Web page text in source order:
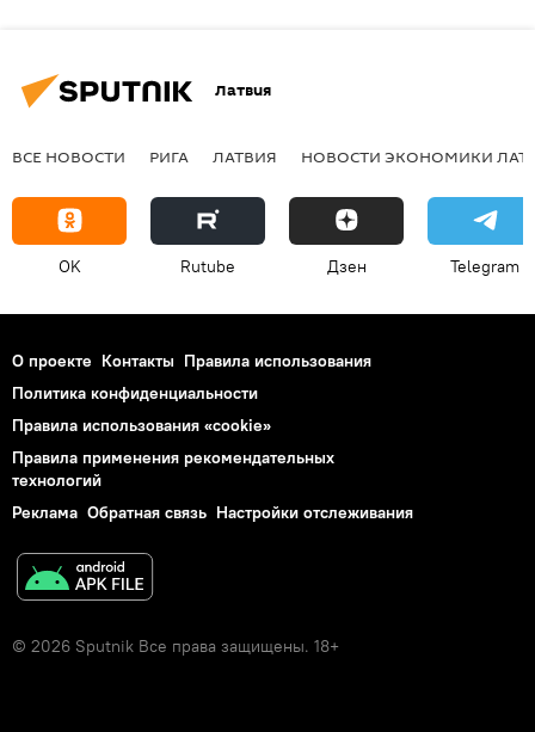
Латвия
ВСЕ НОВОСТИ РИГА ЛАТВИЯ НОВОСТИ ЭКОНОМИКИ
OK Rutube Дзен Telegram
О проекте Контакты Правила использования
Политика конфиденциальности
Правила использования «cookie»
Правила применения рекомендательных
технологий
Реклама Обратная связь Настройки отслеживания
© 2026 Sputnik Все права защищены. 18+